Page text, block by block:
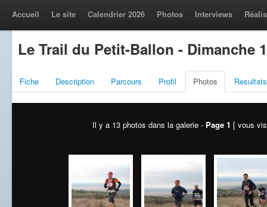
Accueil Le site Calendrier 2026 Photos Interviews
Le Trail du Petit-Ballon - Dimanche
Fiche Description Parcours Profil Photos Resultats
Il y a 13 photos dans la galerie - Page 1 [ vous